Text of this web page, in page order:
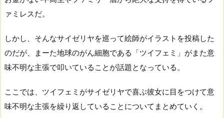
ァミレスだ。
しかし、そんなサイゼリヤを巡って絵師がイラストを投稿した
のだが、まーた地球のがん細胞である「ツイフェミ」がまた意
味不明な主張で叩いていることが話題となっている。
ここでは、ツイフェミがサイゼリヤで喜ぶ彼女に目をつけて意
味不明な主張を繰り返していることについてまとめていく。